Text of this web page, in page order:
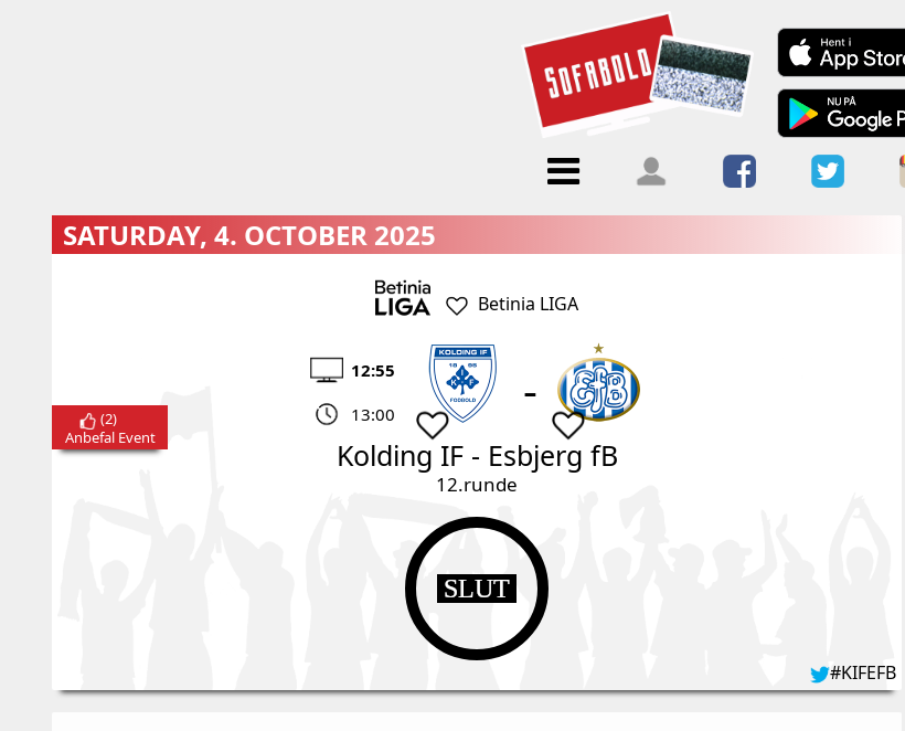
Menu
Forside Kalendere
Blogs
Om
Sofabold
Log ind
SATURDAY, 4. OCTOBER 2025
Betinia LIGA
12:55
13:00
-
Kolding IF- Esbjerg fB
12.runde
SLUT
(2)
Anbefal Event
#KIFEFB